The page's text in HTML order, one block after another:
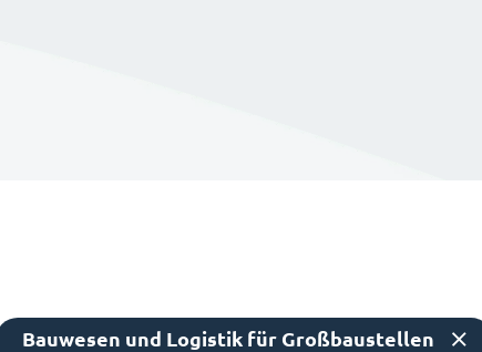
Bauwesen und Logistik für Großbaustellen